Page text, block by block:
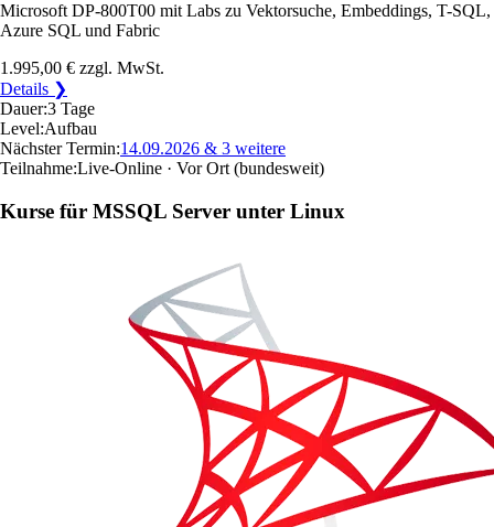
Microsoft DP-800T00 mit Labs zu Vektorsuche, Embeddings, T-SQL,
Azure SQL und Fabric
1.995,00 € zzgl. MwSt.
Details ❯
Dauer:3 Tage
Level:Aufbau
Nächster Termin:14.09.2026 & 3 weitere
Teilnahme:Live-Online · Vor Ort (bundesweit)
Kurse für MSSQL Server unter Linux